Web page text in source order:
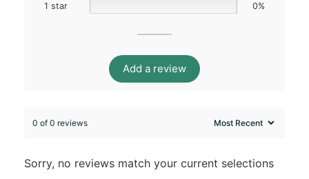
1 star
0%
Add a review
0 of 0 reviews
Sorry, no reviews match your current selections